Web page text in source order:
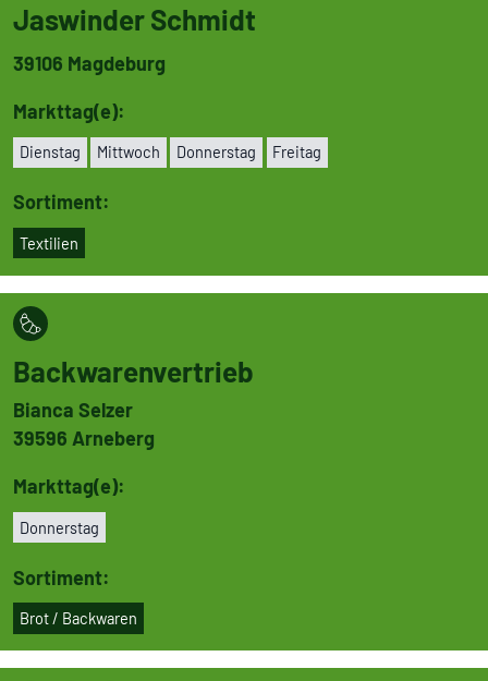
Jaswinder Schmidt
39106 Magdeburg
Markttag(e):
Dienstag Mittwoch Don­ners­tag Freitag
Sortiment:
Textilien
Back­wa­ren­ver­trieb
Bianca Selzer
39596 Arneberg
Markttag(e):
Don­ners­tag
Sortiment:
Brot / Backwaren